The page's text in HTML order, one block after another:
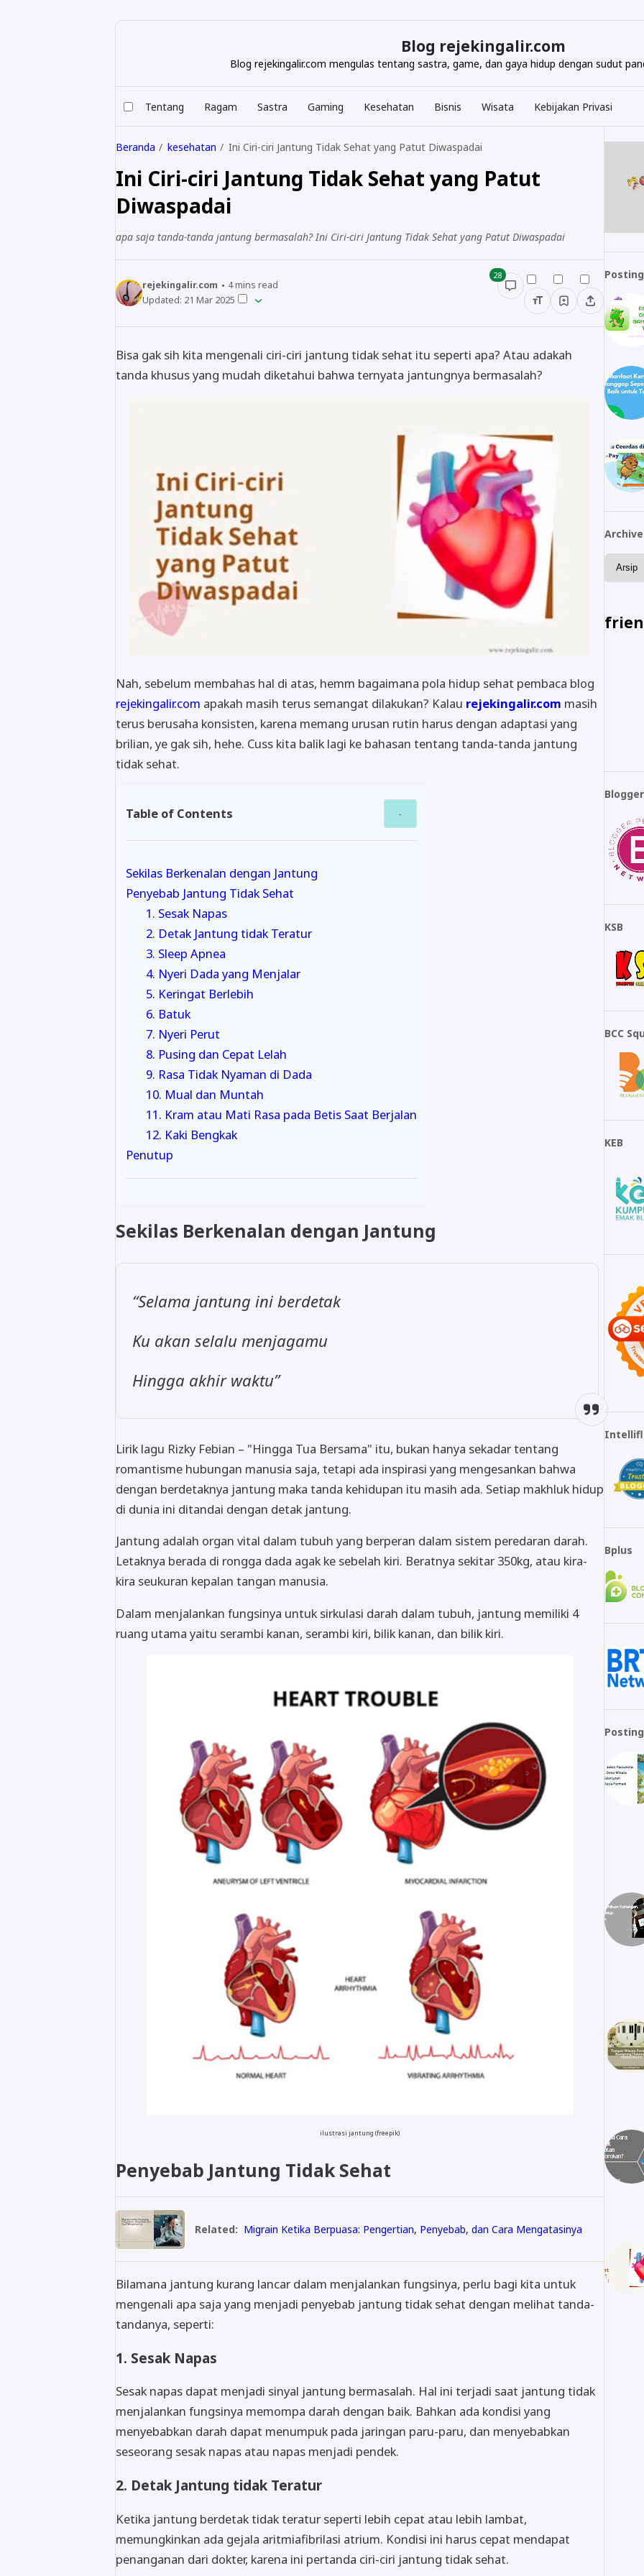
Blog rejekingalir.com
Blog rejekingalir.com mengulas tentang sastra, game, dan gaya hidup dengan sudut
Tentang Ragam Sastra Gaming Kesehatan Bisnis Wisata Kebijakan Privasi
Beranda kesehatan Ini Ciri-ciri Jantung Tidak Sehat yang Patut Diwaspadai
Ini Ciri-ciri Jantung Tidak Sehat yang Patut
Diwaspadai
apa saja tanda-tanda jantung bermasalah? Ini Ciri-ciri Jantung Tidak Sehat yang Patut Diwaspadai
rejekingalir.com 4mins read
Updated: 21 Mar 2025
28
Bisa gak sih kita mengenali ciri-ciri jantung tidak sehat itu seperti apa? Atau adakah
tanda khusus yang mudah diketahui bahwa ternyata jantungnya bermasalah?
Nah, sebelum membahas hal di atas, hemm bagaimana pola hidup sehat pembaca blog
rejekingalir.com apakah masih terus semangat dilakukan? Kalau rejekingalir.com masih
terus berusaha konsisten, karena memang urusan rutin harus dengan adaptasi yang
brilian, ye gak sih, hehe. Cuss kita balik lagi ke bahasan tentang tanda-tanda jantung
tidak sehat.
Table of Contents
Sekilas Berkenalan dengan Jantung
Penyebab Jantung Tidak Sehat
1. Sesak Napas
2. Detak Jantung tidak Teratur
3. Sleep Apnea
4. Nyeri Dada yang Menjalar
5. Keringat Berlebih
6. Batuk
7. Nyeri Perut
8. Pusing dan Cepat Lelah
9. Rasa Tidak Nyaman di Dada
10. Mual dan Muntah
11. Kram atau Mati Rasa pada Betis Saat Berjalan
12. Kaki Bengkak
Penutup
Sekilas Berkenalan dengan Jantung
“Selama jantung ini berdetak
Ku akan selalu menjagamu
Hingga akhir waktu”
Lirik lagu Rizky Febian – "Hingga Tua Bersama" itu, bukan hanya sekadar tentang
romantisme hubungan manusia saja, tetapi ada inspirasi yang mengesankan bahwa
dengan berdetaknya jantung maka tanda kehidupan itu masih ada. Setiap makhluk hidup
di dunia ini ditandai dengan detak jantung.
Jantung adalah organ vital dalam tubuh yang berperan dalam sistem peredaran darah.
Letaknya berada di rongga dada agak ke sebelah kiri. Beratnya sekitar 350kg, atau kira-
kira seukuran kepalan tangan manusia.
Dalam menjalankan fungsinya untuk sirkulasi darah dalam tubuh, jantung memiliki 4
ruang utama yaitu serambi kanan, serambi kiri, bilik kanan, dan bilik kiri.
ilustrasi jantung (freepik)
Penyebab Jantung Tidak Sehat
Related: Migrain Ketika Berpuasa: Pengertian, Penyebab, dan Cara Mengatasinya
Bilamana jantung kurang lancar dalam menjalankan fungsinya, perlu bagi kita untuk
mengenali apa saja yang menjadi penyebab jantung tidak sehat dengan melihat tanda-
tandanya, seperti:
1. Sesak Napas
Sesak napas dapat menjadi sinyal jantung bermasalah. Hal ini terjadi saat jantung tidak
menjalankan fungsinya memompa darah dengan baik. Bahkan ada kondisi yang
menyebabkan darah dapat menumpuk pada jaringan paru-paru, dan menyebabkan
seseorang sesak napas atau napas menjadi pendek.
2. Detak Jantung tidak Teratur
Ketika jantung berdetak tidak teratur seperti lebih cepat atau lebih lambat,
memungkinkan ada gejala aritmiafibrilasi atrium. Kondisi ini harus cepat mendapat
penanganan dari dokter, karena ini pertanda ciri-ciri jantung tidak sehat.
Archive
KSB
BCC
KEB
Bplus